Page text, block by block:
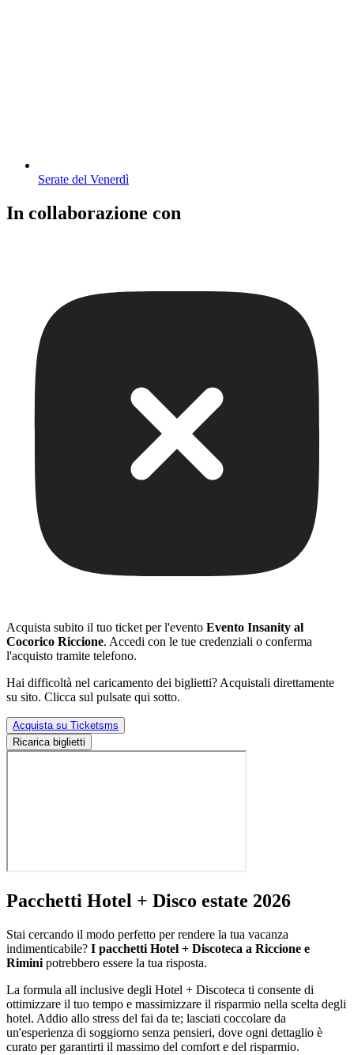
Serate del Venerdì
In collaborazione con
Acquista subito il tuo ticket per l'evento Evento Insanity al
Cocorico Riccione. Accedi con le tue credenziali o conferma
l'acquisto tramite telefono.
Hai difficoltà nel caricamento dei biglietti? Acquistali direttamente
su sito. Clicca sul pulsate qui sotto.
Acquista su Ticketsms
Ricarica biglietti
Pacchetti Hotel + Disco estate 2026
Stai cercando il modo perfetto per rendere la tua vacanza
indimenticabile? I pacchetti Hotel + Discoteca a Riccione e
Rimini potrebbero essere la tua risposta.
La formula all inclusive degli Hotel + Discoteca ti consente di
ottimizzare il tuo tempo e massimizzare il risparmio nella scelta degli
hotel. Addio allo stress del fai da te; lasciati coccolare da
un'esperienza di soggiorno senza pensieri, dove ogni dettaglio è
curato per garantirti il massimo del comfort e del risparmio.